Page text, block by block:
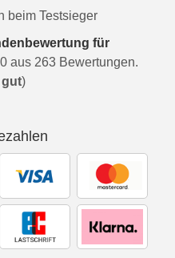
beim Testsieger
für
aus 263 Bewertungen.
)